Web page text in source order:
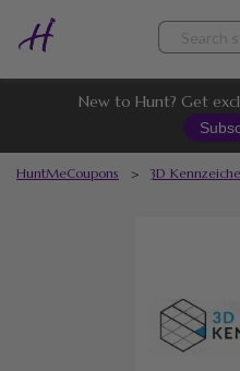
New to Hunt? Get
HuntMeCoupons > 3D